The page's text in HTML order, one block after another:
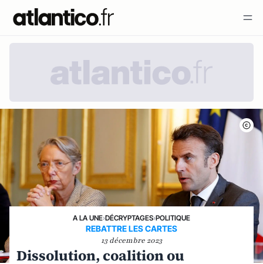
A LA UNE›DÉCRYPTAGES›POLITIQUE
REBATTRE LES CARTES
13 décembre 2023
Dissolution, coalition ou